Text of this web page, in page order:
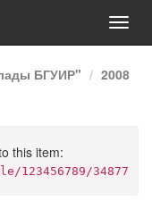
БГУИР"
2008
this item:
34877